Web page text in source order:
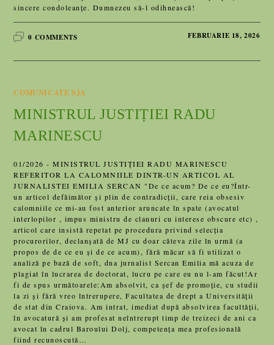
sincere condoleanțe. Dumnezeu să-l odihnească!
0 COMMENTS FEBRUARIE 18, 2026
COMUNICATE SJA
MINISTRUL JUSTIȚIEI RADU
MARINESCU
01/2026 - MINISTRUL JUSTIȚIEI RADU MARINESCU
REFERITOR LA CALOMNIILE DINTR-UN ARTICOL AL
JURNALISTEI EMILIA SERCAN "De ce acum? De ce eu?Într-
un articol defăimător și plin de contradicții, care reia obsesiv
calomniile ce mi-au fost anterior aruncate în spate (avocatul
interlopilor , impus ministru de clanuri cu interese obscure etc) ,
articol care insistă repetat pe procedura privind selecția
procurorilor, declanșată de MJ cu doar câteva zile în urmă (a
propos de de ce eu și de ce acum), fără măcar să fi utilizat o
analiză pe bază de soft, dna jurnalist Sercan Emilia mă acuza de
plagiat în lucrarea de doctorat, lucru pe care eu nu l-am făcut!Ar
fi de spus următoarele:Am absolvit, ca șef de promoție, cu studii
la zi și fără vreo întrerupere, Facultatea de drept a Universității
de stat din Craiova. Am intrat, imediat după absolvirea facultății,
în avocatură și am profesat neîntrerupt timp de treizeci de ani ca
avocat în cadrul Baroului Dolj, competența mea profesională
fiind recunoscută…